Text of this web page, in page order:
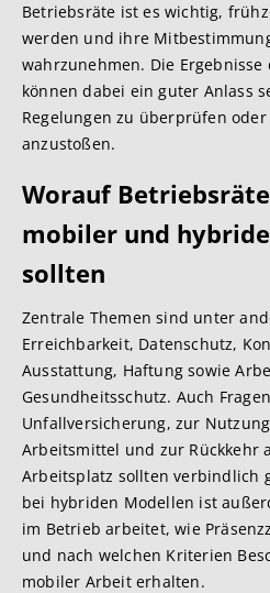
Betriebsräte ist es wichtig,
werden und ihre
wahrzunehmen. Die
können dabei ein guter Anlass
Regelungen zu überprüfen
anzustoßen.
Worauf
mobiler und
sollten
Zentrale Themen sind unter
Erreichbarkeit, Datenschutz,
Ausstattung, Haftung sowie
Gesundheitsschutz. Auch
Unfallversicherung, zur
Arbeitsmittel und zur Rückkehr
Arbeitsplatz sollten verbindlich
bei hybriden Modellen ist
im Betrieb arbeitet, wie
und nach welchen Kriterien
mobiler Arbeit erhalten.